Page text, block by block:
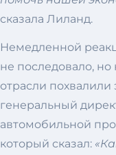
сказала Лиланд.
Немедленной
не последовало,
отрасли
генеральный
автомобильной
который сказал: